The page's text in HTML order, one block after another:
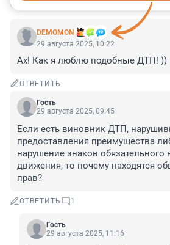
DEMOMON
29 августа 2025, 10:22
Ах! Как я люблю подобные ДТП! ))
ОТВЕТИТЬ
Гость
29 августа 2025, 09:45
Если есть виновник ДТП,
предоставления преимущества
нарушение знаков обязательного
движения, то почему находятся
прав?
ОТВЕТИТЬ 1
Гость
29 августа 2025, 11:16